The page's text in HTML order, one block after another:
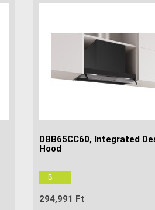
DBB65CC60, Integrated
Hood
B
294,991 Ft